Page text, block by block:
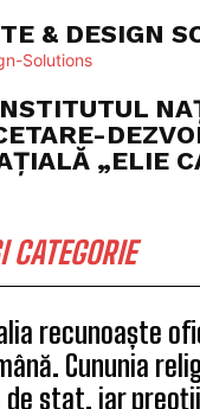
& DESIGN
„ELIE
recunoaște
Cununia
stat, iar